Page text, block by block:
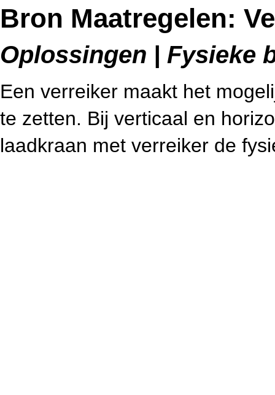
Bron Maatregelen:
Oplossingen | Fysieke
Een verreiker maakt het
te zetten. Bij verticaal en
laadkraan met verreiker de